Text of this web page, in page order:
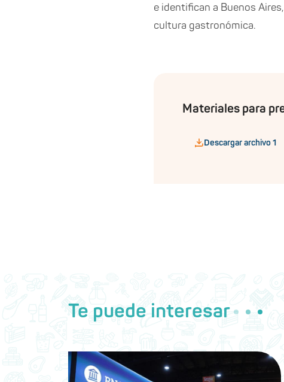
e identifican a Buenos
cultura gastronómica.
Materiales para
Descargar archivo 1
Te puede interesar